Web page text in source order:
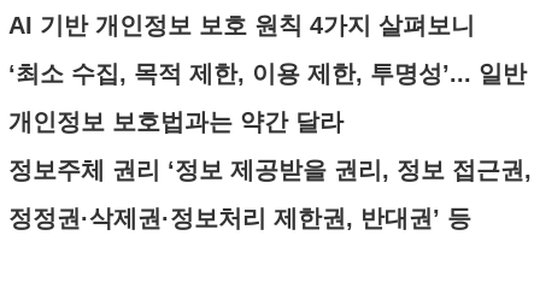
AI 기반 개인정보 보호 원칙 4가지 살펴보니
‘최소 수집, 목적 제한, 이용 제한, 투명성’... 일반
개인정보 보호법과는 약간 달라
정보주체 권리 ‘정보 제공받을 권리, 정보 접근권,
정정권·삭제권·정보처리 제한권, 반대권’ 등